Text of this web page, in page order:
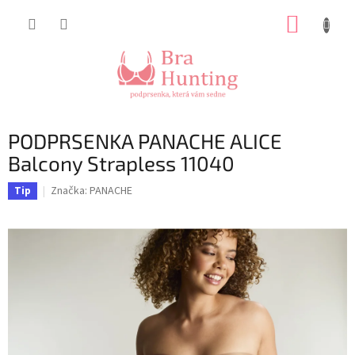
PODPRSENKA PANACHE ALICE
Balcony Strapless 11040
Tip Značka: PANACHE